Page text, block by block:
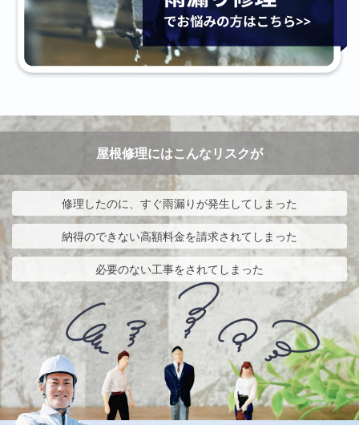
屋根修理にはこんなリスクが
修理したのに、すぐ雨漏りが発生してしまった
納得のできない高額料金を請求されてしまった
必要のない工事をされてしまった